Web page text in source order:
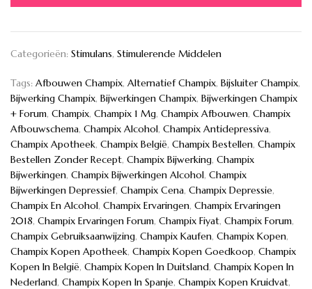
Categorieën: Stimulans, Stimulerende Middelen
Tags: Afbouwen Champix, Alternatief Champix, Bijsluiter Champix,
Bijwerking Champix, Bijwerkingen Champix, Bijwerkingen Champix
+ Forum, Champix, Champix 1 Mg, Champix Afbouwen, Champix
Afbouwschema, Champix Alcohol, Champix Antidepressiva,
Champix Apotheek, Champix België, Champix Bestellen, Champix
Bestellen Zonder Recept, Champix Bijwerking, Champix
Bijwerkingen, Champix Bijwerkingen Alcohol, Champix
Bijwerkingen Depressief, Champix Cena, Champix Depressie,
Champix En Alcohol, Champix Ervaringen, Champix Ervaringen
2018, Champix Ervaringen Forum, Champix Fiyat, Champix Forum,
Champix Gebruiksaanwijzing, Champix Kaufen, Champix Kopen,
Champix Kopen Apotheek, Champix Kopen Goedkoop, Champix
Kopen In België, Champix Kopen In Duitsland, Champix Kopen In
Nederland, Champix Kopen In Spanje, Champix Kopen Kruidvat,